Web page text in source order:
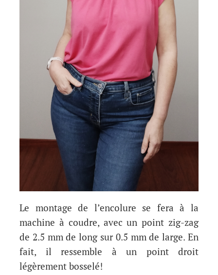
Le montage de l’encolure se fera à la
machine à coudre, avec un point zig-zag
de 2.5 mm de long sur 0.5 mm de large. En
fait, il ressemble à un point droit
légèrement bosselé!